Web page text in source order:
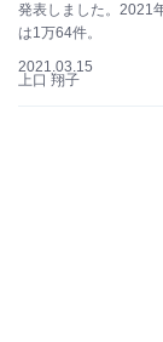
発表しました。2021
は1万64件。
2021.03.15
上口 翔子